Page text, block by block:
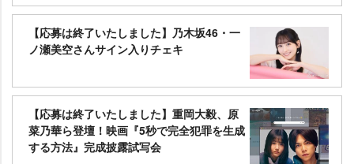
【応募は終了いたしました】乃木坂46・一
ノ瀬美空さんサイン入りチェキ
【応募は終了いたしました】重岡大毅、原
菜乃華ら登壇！映画『5秒で完全犯罪を生成
する方法』完成披露試写会